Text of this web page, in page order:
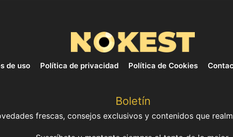
de uso Política de privacidad Política de Cookies
Boletín
frescas, consejos exclusivos y contenidos que